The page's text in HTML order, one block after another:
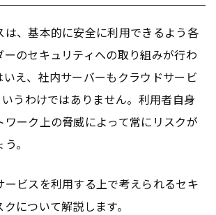
は、基本的に安全に利用できるよう各
のセキュリティへの取り組みが行わ
いえ、社内サーバーもクラウドサービ
うわけではありません。利用者自身
ワーク上の脅威によって常にリスクが
。
ービスを利用する上で考えられるセキ
について解説します。